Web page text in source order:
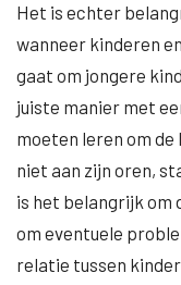
Het is echter
wanneer kinderen
gaat om jongere
juiste manier met
moeten leren om
niet aan zijn oren,
is het belangrijk om
om eventuele
relatie tussen